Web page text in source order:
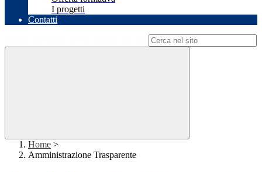
I progetti
Contatti
Home >
Amministrazione Trasparente